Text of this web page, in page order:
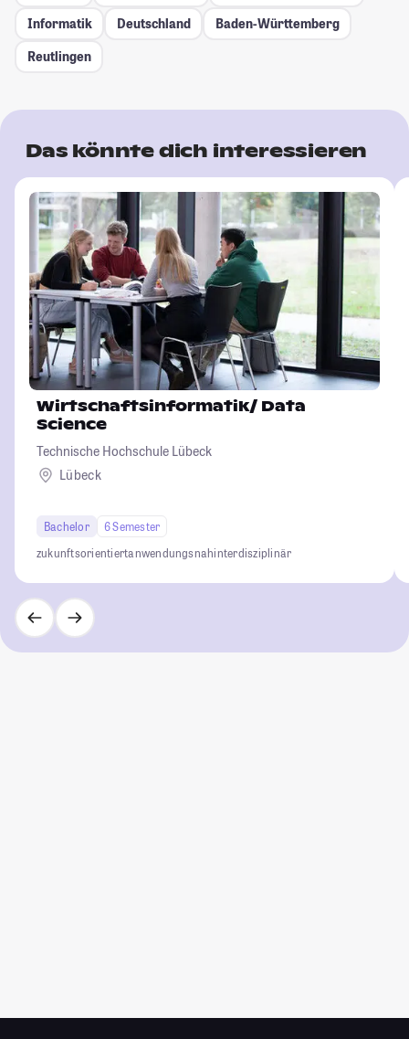
Informatik Deutschland
Baden-Württemberg
Reutlingen
Das könnte dich interessieren
Wirtschaftsinformatik/ Data
Science
Technische Hochschule Lübeck
Lübeck
Bachelor
6 Semester
zukunftsorientiertanwendungsnahinterdisziplinär